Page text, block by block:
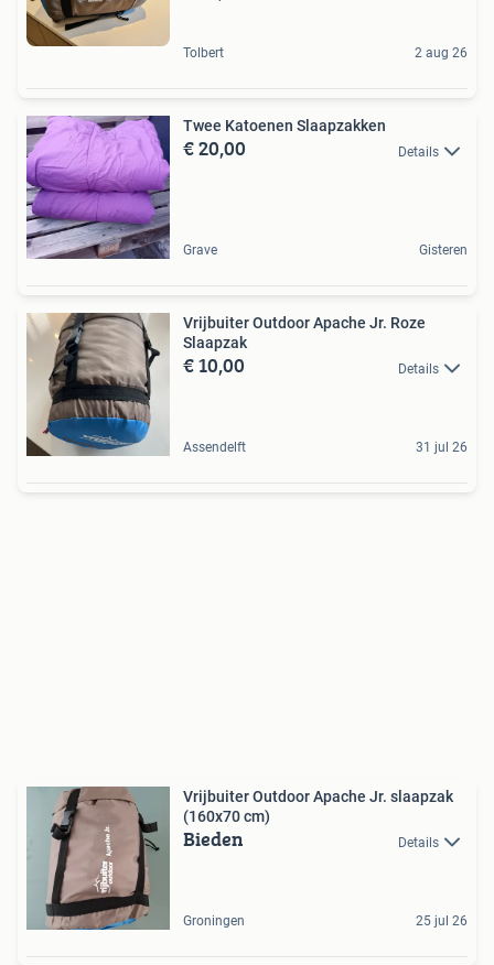
Tolbert 2 aug 26
Twee Katoenen Slaapzakken
€ 20,00 Details
Grave Gisteren
Vrijbuiter Outdoor Apache Jr. Roze
Slaapzak
€ 10,00 Details
Assendelft 31 jul 26
Vrijbuiter Outdoor Apache Jr. slaapzak
(160x70 cm)
Bieden Details
Groningen 25 jul 26